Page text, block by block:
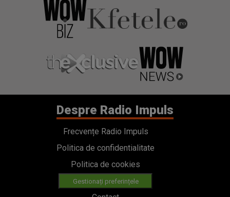
Despre Radio Impuls
Frecvențe Radio Impuls
Politica de confidentialitate
Politica de cookies
Gestionați preferințele